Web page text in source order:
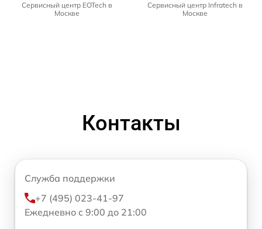
Сервисный центр EOTech в
Москве
Сервисный центр Infratech в
Москве
Контакты
Служба поддержки
+7 (495) 023-41-97
Ежедневно с 9:00 до 21:00